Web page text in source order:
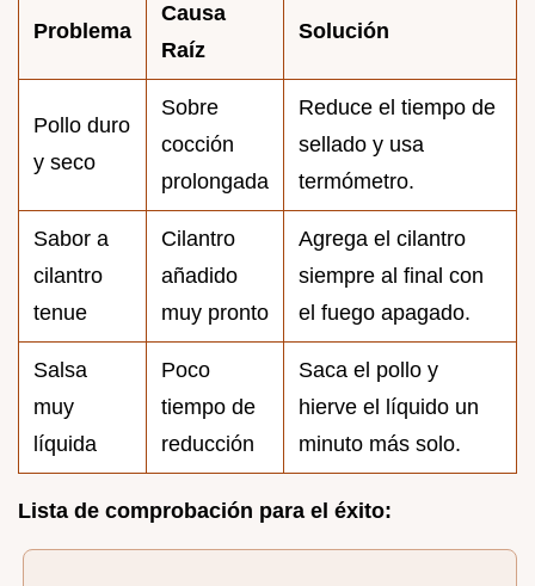
Problema
Causa
Raíz
Solución
Pollo duro
y seco
Sobre
cocción
prolongada
Reduce el tiempo de
sellado y usa
termómetro.
Sabor a
cilantro
tenue
Cilantro
añadido
muy pronto
Agrega el cilantro
siempre al final con
el fuego apagado.
Salsa
muy
líquida
Poco
tiempo de
reducción
Saca el pollo y
hierve el líquido un
minuto más solo.
Lista de comprobación para el éxito: